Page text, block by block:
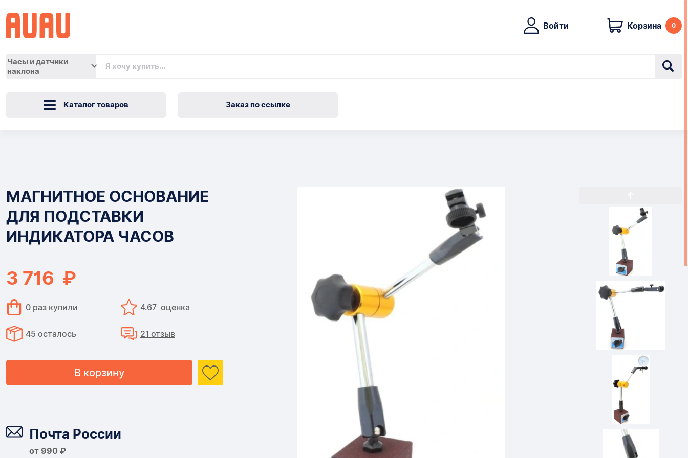
Войти Корзина 0
Часы и датчики
наклона
Каталог товаров Заказ по ссылке
ПОДСТАВКИ
ИНДИКАТОРА
ЧАСОВ
3 716 ₽
МАГНИТНОЕ ОСНОВАНИЕ
ДЛЯ ПОДСТАВКИ
ИНДИКАТОРА ЧАСОВ
0 раз купили 4.67 оценка
45 осталось 21 отзыв
В корзину
Почта России
от 990 ₽